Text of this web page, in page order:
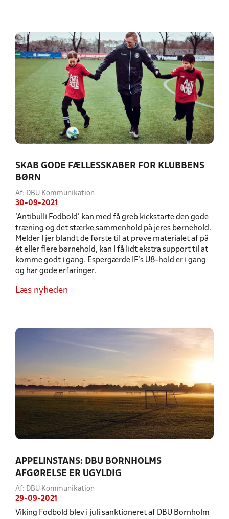
SKAB GODE FÆLLESSKABER FOR KLUBBENS
BØRN
Af: DBU Kommunikation
30-09-2021
’Antibulli Fodbold’ kan med få greb kickstarte den gode
træning og det stærke sammenhold på jeres børnehold.
Melder I jer blandt de første til at prøve materialet af på
ét eller flere børnehold, kan I få lidt ekstra support til at
komme godt i gang. Espergærde IF’s U8-hold er i gang
og har gode erfaringer.
Læs nyheden
APPELINSTANS: DBU BORNHOLMS
AFGØRELSE ER UGYLDIG
Af: DBU Kommunikation
29-09-2021
Viking Fodbold blev i juli sanktioneret af DBU Bornholm